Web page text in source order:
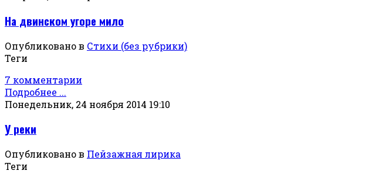
На двинском угоре мило
Опубликовано в Стихи (без рубрики)
Теги
7 комментарии
Подробнее ...
Понедельник, 24 ноября 2014 19:10
У реки
Опубликовано в Пейзажная лирика
Теги